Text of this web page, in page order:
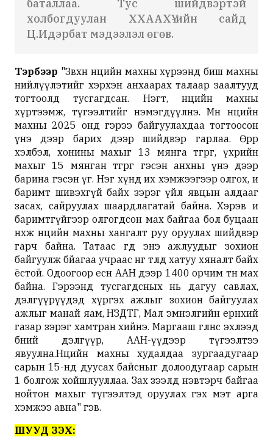
баталлаа. Тус шийдвэртэй
холбогдуулан ХХААХҮ-ийн сайд
Ц.Идэрбат мэдээлэл өгөв.
Тэрбээр "Зөвхөн нөөцийн махны хүрээнд биш махны
нийлүүлэтийг хэрхэн анхаарах талаар заалтууд
тогтоолд тусгагдсан. Нэгт, нөөцийн махны
хүртээмж, түгээлтийг нэмэгдүүлнэ. Мөн нөөцийн
махны 2025 онд гэрээ байгуулахдаа тогтоосон
үнэ дээр барих дээр шийдвэр гарлаа. Өөрөөр
хэлбэл, хонины махыг 13 мянга төгрөг, үхрийн
махыг 15 мянган төгрөг гэсэн анхны үнэ дээр
барина гэсэн үг. Нэг хүнд их хэмжээгээр олгох, и
баримт шивэхгүй байх зэрэг үйл явцын алдааг
засах, сайруулах шаардлагатай байна. Хэрэв и
баримтгүйгээр олгогдсон мах байгаа бол буцаан
нөхөж нөөцийн махны хангалт руу оруулах шийдвэр
гарч байна. Татаас өгөөд энэ ажлуудыг зохион
байгуулж бйагаа учраас нөгөө төлд хатуу хяналт байх
ёстой. Одоогоор есөн ААН дээр 1400 орчим тн мах
байна. Гэрээнд тусгагдсных нь дагуу савлах,
дэлгүүрүүдэд хүргэх ажлыг зохион байгуулах
ажлыг манай яам, НЗДТГ, Мал эмнэлгийн ерөнхий
газар зэрэг хамтран хийнэ. Маргааш өглөөнөөс эхлээд
бөөний дэлгүүр, ААН-үүдээр түгээлтээ
явуулна.Нөөцийн махны худалдаа зургаадугаар
сарын 15-нд дуусах байсныг долоодугаар сарын
1 болгож хойшлууллаа. Зах зээлд нэвтэрч байгаа
нойтон махыг түгээлтэд оруулах гэх мэт арга
хэмжээ авна" гэв.
ШУУД ҮЗЭХ: